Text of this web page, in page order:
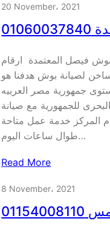
20 November، 2021
فيصل المعتمدة ارقام
لصيانة بوش هدفنا هو
جمهورية مصر العربيه
للجمهورية مع صيانة
خدمة عمل متاحة
طوال ساعات اليوم…
Read More
8 November، 2021